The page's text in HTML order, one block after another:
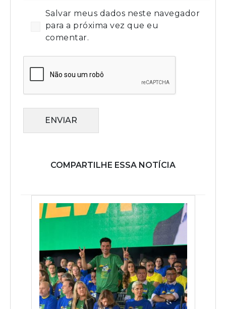
Salvar meus dados neste navegador
para a próxima vez que eu
comentar.
ENVIAR
COMPARTILHE ESSA NOTÍCIA